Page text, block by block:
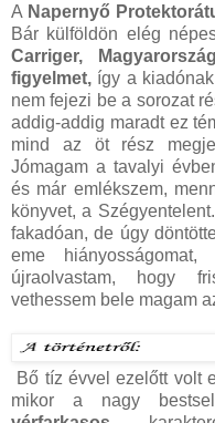
A Napernyő
Bár külföldön elég
Carriger,
figyelmet, így a
nem fejezi be a sorozat
addig-addig maradt ez
mind az öt rész
Jómagam a tavalyi
és már emlékszem,
könyvet, a
fakadóan, de úgy
eme
újraolvastam, hogy
vethessem bele magam
Bő tíz évvel ezelőtt volt
mikor a nagy